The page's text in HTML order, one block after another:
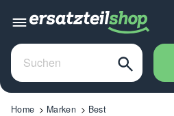
Home Marken Best